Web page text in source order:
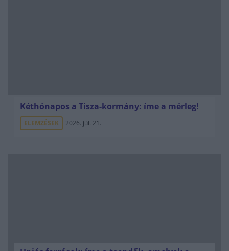
Kéthónapos a Tisza-kormány: íme a mérleg!
ELEMZÉSEK 2026. júl. 21.